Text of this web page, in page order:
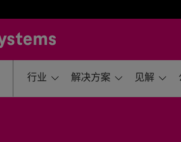
行业 解决方案 见解